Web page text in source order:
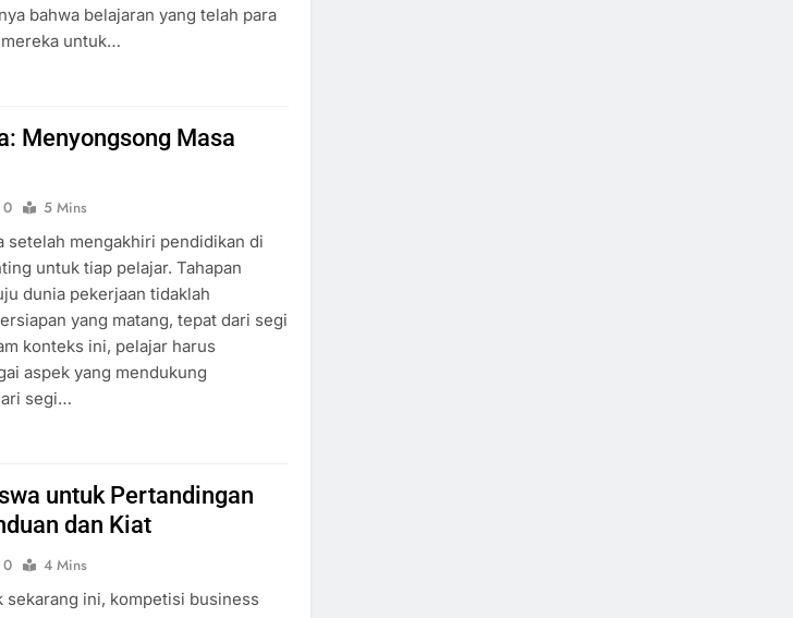
bahwa belajaran yang telah para
untuk…
Menyongsong Masa
0
5 Mins
setelah mengakhiri pendidikan di
untuk tiap pelajar. Tahapan
dunia pekerjaan tidaklah
yang matang, tepat dari segi
konteks ini, pelajar harus
aspek yang mendukung
segi…
untuk Pertandingan
dan Kiat
0
4 Mins
sekarang ini, kompetisi business